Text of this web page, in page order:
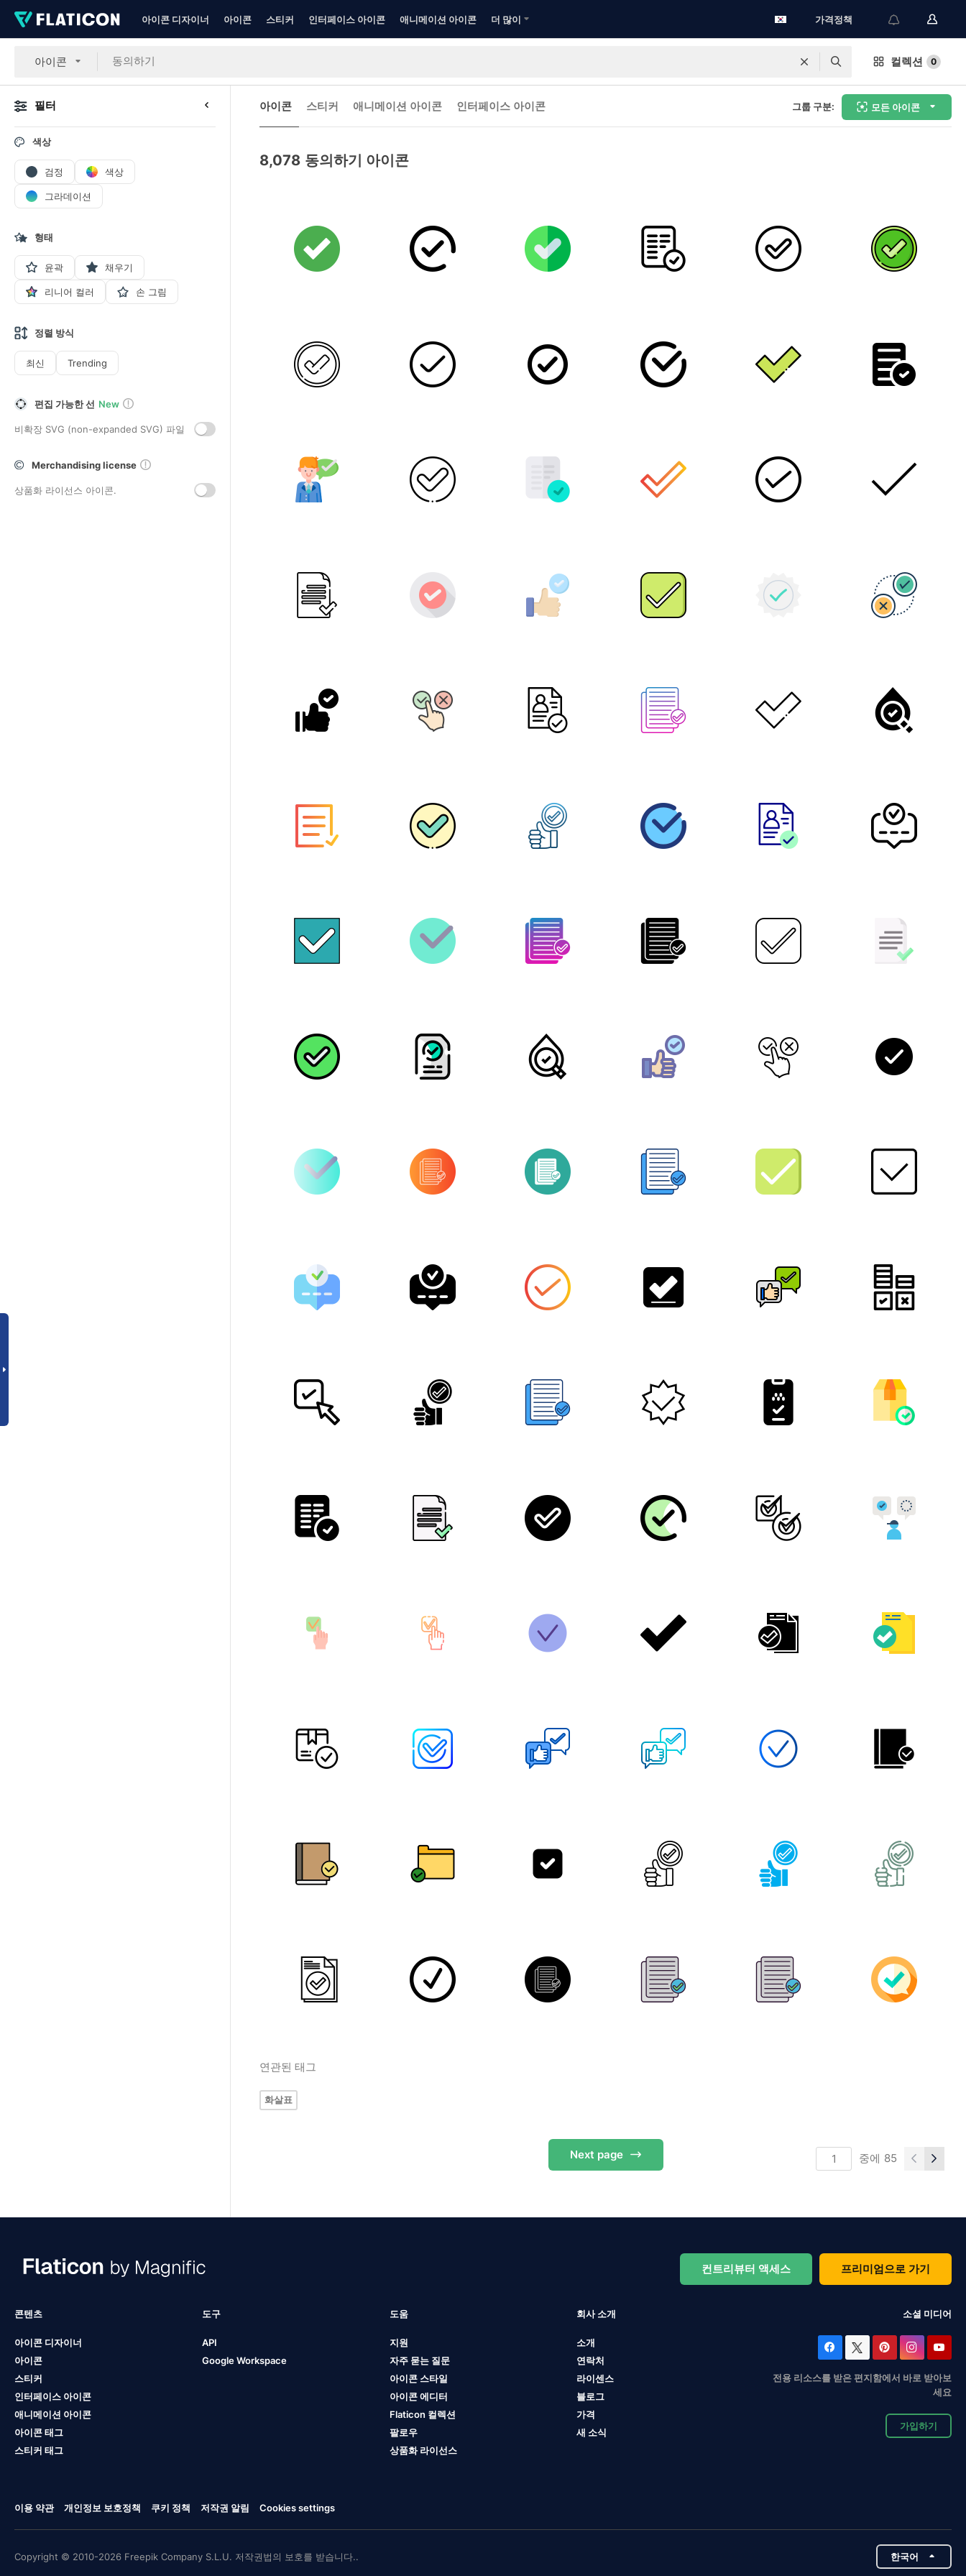
아이콘 디자이너 아이콘 스티커 인터페이스 아이콘 애니메이션 아이콘 더 많이 가격정책
아이콘 컬렉션 0
필터
색상
검정 색상
그라데이션
형태
윤곽 채우기
리니어 컬러 손 그림
정렬 방식
최신 Trending
편집 가능한 선 New
비확장 SVG (non-expanded SVG) 파일
Merchandising license
상품화 라이선스 아이콘.
아이콘 스티커 애니메이션 아이콘 인터페이스 아이콘 그룹 구분: 모든 아이콘
8,078 동의하기 아이콘
연관된 태그
화살표
Next page 중에 85
컨트리뷰터 액세스 프리미엄으로 가기
콘텐츠
아이콘 디자이너
아이콘
스티커
인터페이스 아이콘
애니메이션 아이콘
아이콘 태그
스티커 태그
도구
API
Google Workspace
도움
지원
자주 묻는 질문
아이콘 스타일
아이콘 에디터
Flaticon 컬렉션
팔로우
상품화 라이선스
회사 소개
소개
연락처
라이센스
블로그
가격
새 소식
소셜 미디어
전용 리소스를 받은 편지함에서 바로 받아보
세요
가입하기
이용 약관 개인정보 보호정책 쿠키 정책 저작권 알림 Cookies settings
Copyright © 2010-2026 Freepik Company S.L.U. 저작권법의 보호를 받습니다.. 한국어